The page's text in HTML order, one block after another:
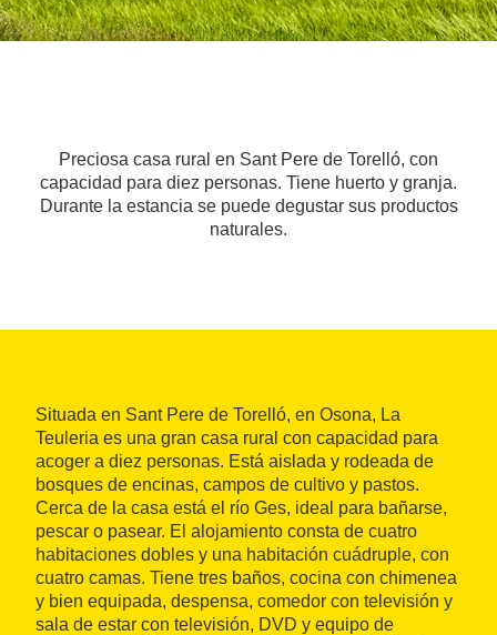
Preciosa casa rural en Sant Pere de Torelló, con
capacidad para diez personas. Tiene huerto y granja.
Durante la estancia se puede degustar sus productos
naturales.
Situada en Sant Pere de Torelló, en Osona, La
Teuleria es una gran casa rural con capacidad para
acoger a diez personas. Está aislada y rodeada de
bosques de encinas, campos de cultivo y pastos.
Cerca de la casa está el río Ges, ideal para bañarse,
pescar o pasear. El alojamiento consta de cuatro
habitaciones dobles y una habitación cuádruple, con
cuatro camas. Tiene tres baños, cocina con chimenea
y bien equipada, despensa, comedor con televisión y
sala de estar con televisión, DVD y equipo de